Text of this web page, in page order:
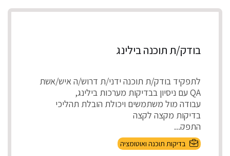
בודק/ת תוכנה בילינג
לתפקיד בודק/ת תוכנה ידני/ת דרוש/ה איש/אשת
QA עם ניסיון בבדיקות מערכות בילינג,
עבודה מול משתמשים ויכולת הובלת תהליכי
בדיקות מקצה לקצה
התפק...
בדיקות תוכנה ואוטומציה